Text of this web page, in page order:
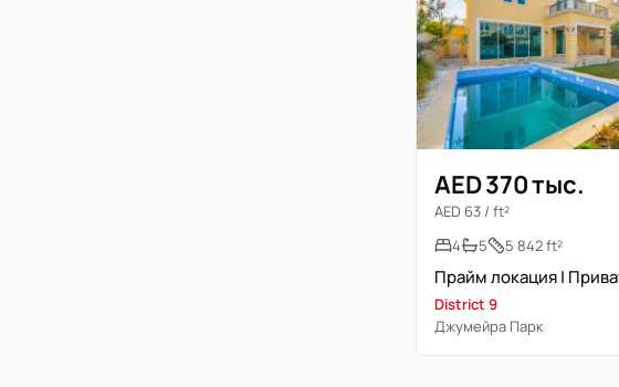
AED 370 тыс.
AED 63 / ft²
4
5 5 842 ft²
District 9
Джумейра Парк